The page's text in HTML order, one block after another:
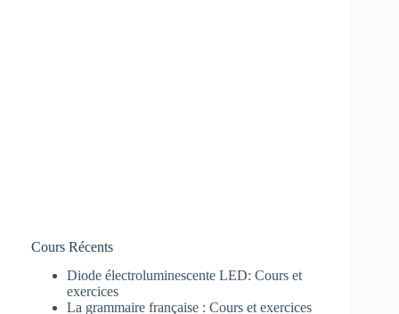
Cours Récents
Diode électroluminescente LED: Cours et
exercices
La grammaire française : Cours et exercices